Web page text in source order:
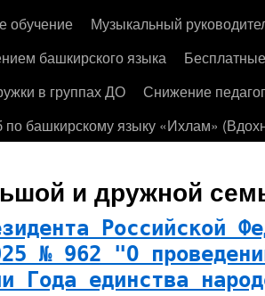
обучение
Музыкальный
башкирского языка
в группах ДО
Снижение
по башкирскому языку «Ихлам»
и дружной
Российской
№ 962 "О
Года единства